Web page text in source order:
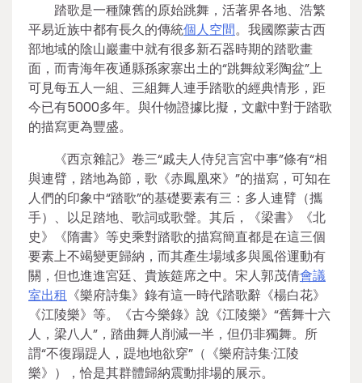
踏歌是一種陳舊的原始跳舞，活著界各地、浩繁
平易近族中都有長久的傳統個人空間。我國際蒙古西
部地域的陰山巖畫中就有很多新石器時期的踏歌畫
面，而青海年夜通縣孫家寨出土的“跳舞紋彩陶盆”上
可見每五人一組、三組舞人連手踏歌的經典情形，距
今已有5000多年。與什物證據比擬，文獻中對于踏歌
的描寫更為豐盛。
《西京雜記》卷三“戚夫人侍兒言宮中事”條有“相
與連臂，踏地為節，歌《赤鳳凰來》”的描寫，可知在
人們的印象中“踏歌”的基礎要素有三：多人連臂（攜
手）、以足踏地、歌詞或歌聲。其后，《梁書》《北
史》《隋書》等史乘對踏歌的描寫簡直都是在這三個
要素上不竭變更歸納，而其產生場域多與風俗運動有
關，但也進進宮廷、貴族筵席之中。宋人郭茂倩會議
室出租 《樂府詩集》錄有這一時代踏歌辭《楊白花》
《江陵樂》等。《古今樂錄》說《江陵樂》“舊舞十六
人，梁八人”，踏曲舞人削減一半，但仍非獨舞。所
謂“不復蹋踶人，踶地地欲穿”（《樂府詩集·江陵
樂》），恰是其群體歸納震動排場的展示。